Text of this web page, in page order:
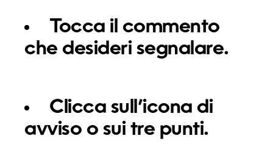
Tocca il commento
che desideri segnalare.
Clicca sull’icona di
avviso o sui tre punti.